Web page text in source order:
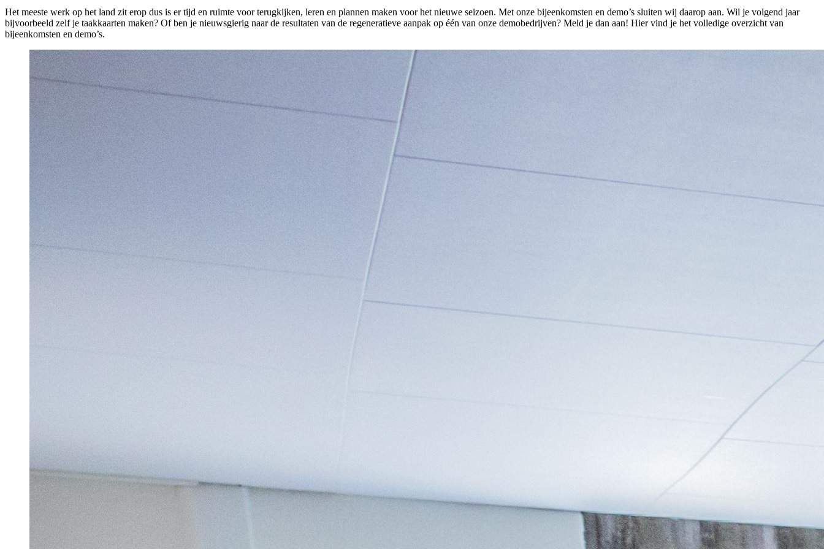
Het meeste werk op het land zit erop dus is er tijd en ruimte voor terugkijken, leren en plannen maken voor het nieuwe seizoen. Met onze bijeenkomsten en demo’s sluiten wij daarop aan. Wil je volgend jaar
bijvoorbeeld zelf je taakkaarten maken? Of ben je nieuwsgierig naar de resultaten van de regeneratieve aanpak op één van onze demobedrijven? Meld je dan aan! Hier vind je het volledige overzicht van
bijeenkomsten en demo’s.